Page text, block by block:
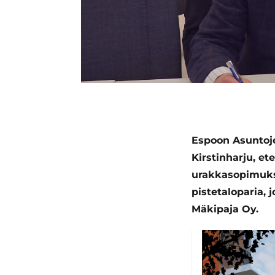
Espoon
Kirstinharju,
pistetaloparia,
Mäkipaja Oy.